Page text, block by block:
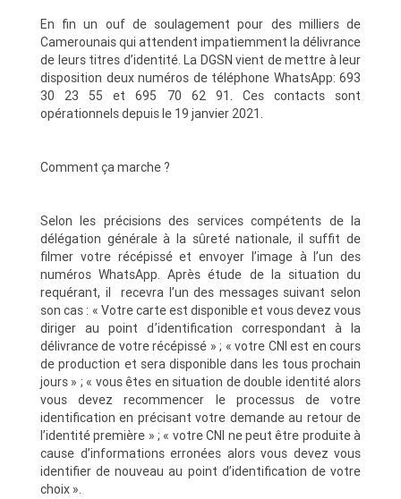
En fin un ouf de soulagement pour des milliers de
Camerounais qui attendent impatiemment la délivrance
de leurs titres d’identité. La DGSN vient de mettre à leur
disposition deux numéros de téléphone WhatsApp: 693
30 23 55 et 695 70 62 91. Ces contacts sont
opérationnels depuis le 19 janvier 2021.
Comment ça marche ?
Selon les précisions des services compétents de la
délégation générale à la sûreté nationale, il suffit de
filmer votre récépissé et envoyer l’image à l’un des
numéros WhatsApp. Après étude de la situation du
requérant, il recevra l’un des messages suivant selon
son cas : « Votre carte est disponible et vous devez vous
diriger au point d’identification correspondant à la
délivrance de votre récépissé » ; « votre CNI est en cours
de production et sera disponible dans les tous prochain
jours » ; « vous êtes en situation de double identité alors
vous devez recommencer le processus de votre
identification en précisant votre demande au retour de
l’identité première » ; « votre CNI ne peut être produite à
cause d’informations erronées alors vous devez vous
identifier de nouveau au point d’identification de votre
choix ».